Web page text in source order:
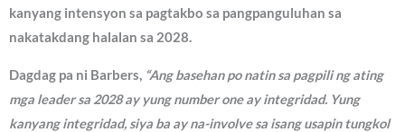
kanyang intensyon sa pagtakbo sa pangpanguluhan sa
nakatakdang halalan sa 2028.
Dagdag pa ni Barbers, “Ang basehan po natin sa pagpili ng ating
mga leader sa 2028 ay yung number one ay integridad. Yung
kanyang integridad, siya ba ay na-involve sa isang usapin tungkol